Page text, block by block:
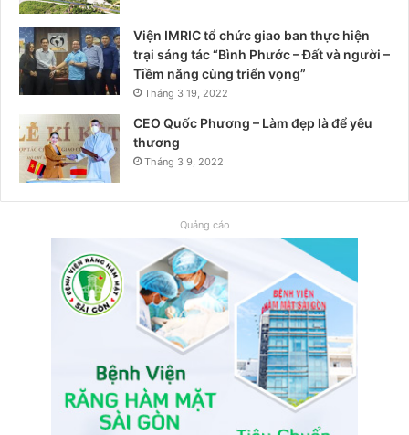
Viện IMRIC tổ chức giao ban thực hiện
trại sáng tác “Bình Phước – Đất và người –
Tiềm năng cùng triển vọng”
Tháng 3 19, 2022
CEO Quốc Phương – Làm đẹp là để yêu
thương
Tháng 3 9, 2022
Quảng cáo